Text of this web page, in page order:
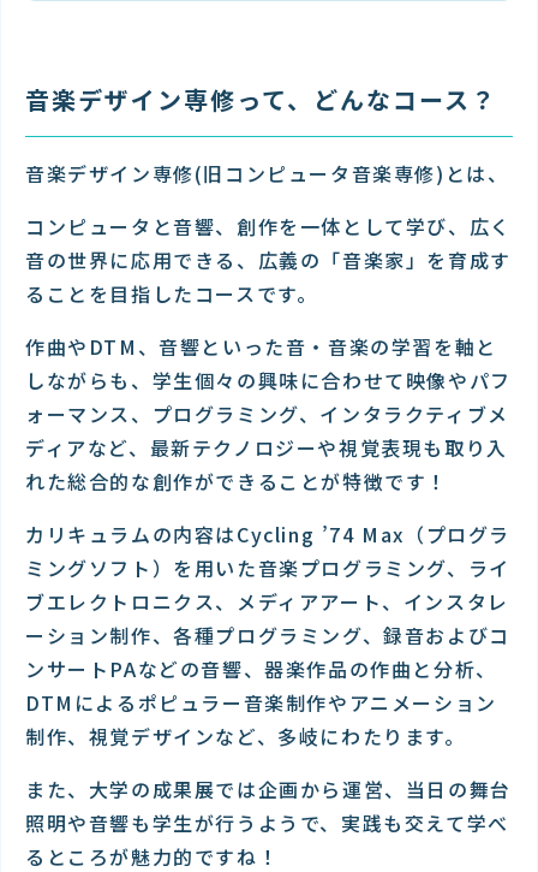
音楽デザイン専修って、どんなコース？
音楽デザイン専修(旧コンピュータ音楽専修)とは、
コンピュータと音響、創作を一体として学び、広く
音の世界に応用できる、広義の「音楽家」を育成す
ることを目指したコースです。
作曲やDTM、音響といった音・音楽の学習を軸と
しながらも、学生個々の興味に合わせて映像やパフ
ォーマンス、プログラミング、インタラクティブメ
ディアなど、最新テクノロジーや視覚表現も取り入
れた総合的な創作ができることが特徴です！
カリキュラムの内容はCycling ’74 Max（プログラ
ミングソフト）を用いた音楽プログラミング、ライ
ブエレクトロニクス、メディアアート、インスタレ
ーション制作、各種プログラミング、録音およびコ
ンサートPAなどの音響、器楽作品の作曲と分析、
DTMによるポピュラー音楽制作やアニメーション
制作、視覚デザインなど、多岐にわたります。
また、大学の成果展では企画から運営、当日の舞台
照明や音響も学生が行うようで、実践も交えて学べ
るところが魅力的ですね！